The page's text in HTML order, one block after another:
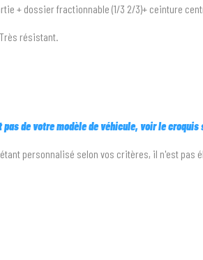
+ dossier fractionnable (1/3 2/3)+ ceinture
résistant.
de votre modèle de véhicule, voir le croquis
personnalisé selon vos critères, il n'est pas